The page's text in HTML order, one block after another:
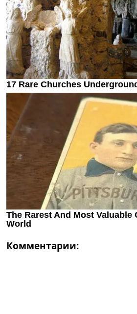
Комментарии: